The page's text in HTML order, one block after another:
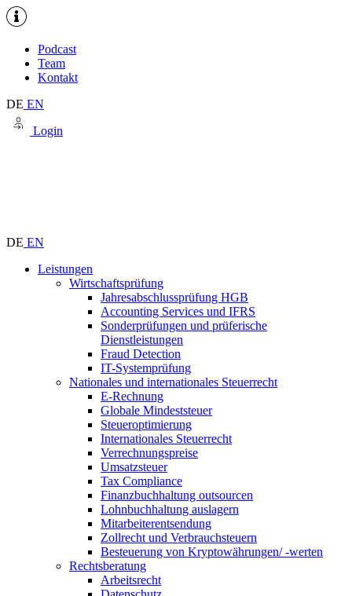
Podcast
Team
Kontakt
DE EN
Login
DE EN
Leistungen
Wirtschaftsprüfung
Jahresabschlussprüfung HGB
Accounting Services und IFRS
Sonderprüfungen und prüferische
Dienstleistungen
Fraud Detection
IT-Systemprüfung
Nationales und internationales Steuerrecht
E-Rechnung
Globale Mindeststeuer
Steueroptimierung
Internationales Steuerrecht
Verrechnungspreise
Umsatzsteuer
Tax Compliance
Finanzbuchhaltung outsourcen
Lohnbuchhaltung auslagern
Mitarbeiterentsendung
Zollrecht und Verbrauchsteuern
Besteuerung von Kryptowährungen/ -werten
Rechtsberatung
Arbeitsrecht